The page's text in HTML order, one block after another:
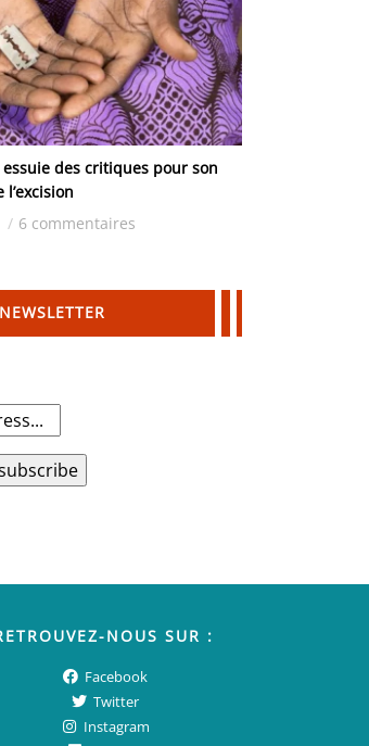
des critiques pour son
/ 6 commentaires
NEWSLETTER
NOUS SUR :
Facebook
Twitter
Instagram